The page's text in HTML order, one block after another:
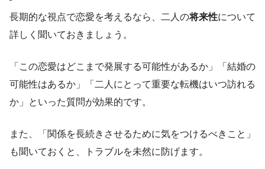
長期的な視点で恋愛を考えるなら、二人の将来性について
詳しく聞いておきましょう。
「この恋愛はどこまで発展する可能性があるか」「結婚の
可能性はあるか」「二人にとって重要な転機はいつ訪れる
か」といった質問が効果的です。
また、「関係を長続きさせるために気をつけるべきこと」
も聞いておくと、トラブルを未然に防げます。